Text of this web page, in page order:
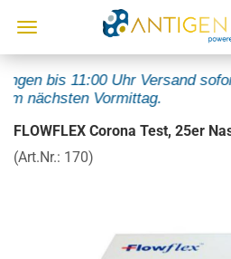
bis 11:00 Uhr Versand sofort,
nächsten Vormittag.
FLOWFLEX Corona Test, 25er
(Art.Nr.: 170)